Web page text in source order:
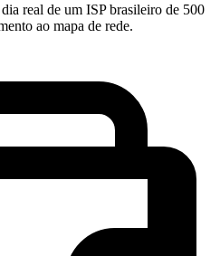
real de um ISP brasileiro de 500
ao mapa de rede.